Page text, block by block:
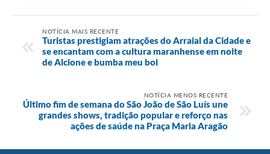
NOTÍCIA MAIS RECENTE
Turistas prestigiam atrações do Arraial da Cidade e
se encantam com a cultura maranhense em noite
de Alcione e bumba meu boi
NOTÍCIA MENOS RECENTE
Último fim de semana do São João de São Luís une
grandes shows, tradição popular e reforço nas
ações de saúde na Praça Maria Aragão